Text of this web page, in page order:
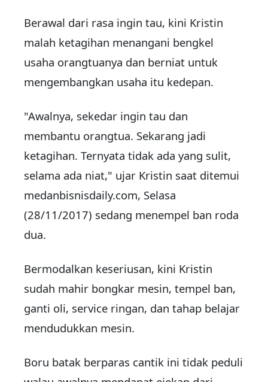
Berawal dari rasa ingin tau, kini Kristin
malah ketagihan menangani bengkel
usaha orangtuanya dan berniat untuk
mengembangkan usaha itu kedepan.
"Awalnya, sekedar ingin tau dan
membantu orangtua. Sekarang jadi
ketagihan. Ternyata tidak ada yang sulit,
selama ada niat," ujar Kristin saat ditemui
medanbisnisdaily.com, Selasa
(28/11/2017) sedang menempel ban roda
dua.
Bermodalkan keseriusan, kini Kristin
sudah mahir bongkar mesin, tempel ban,
ganti oli, service ringan, dan tahap belajar
mendudukkan mesin.
Boru batak berparas cantik ini tidak peduli